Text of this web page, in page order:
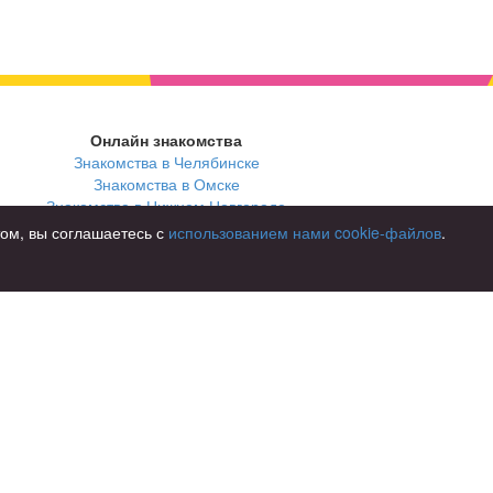
Онлайн знакомства
Знакомства в Челябинске
Знакомства в Омске
Знакомства в Нижнем Новгороде
вы соглашаетесь с использованием нами cookie-файлов.